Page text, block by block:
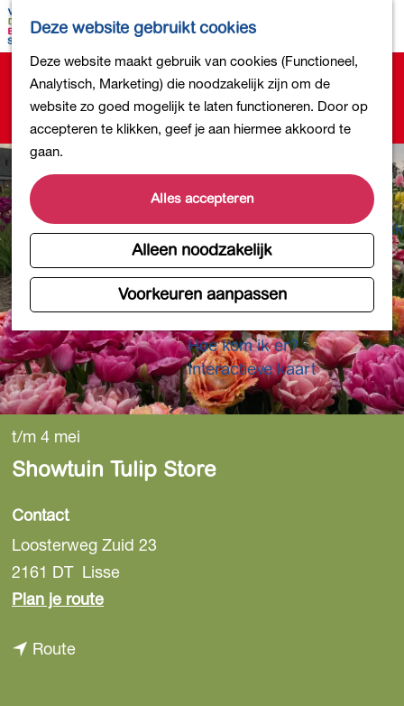
Deze website gebruikt cookies
Deze website maakt gebruik van cookies (Functioneel,
Analytisch, Marketing) die noodzakelijk zijn om de
website zo goed mogelijk te laten functioneren. Door op
accepteren te klikken, geef je aan hiermee akkoord te
gaan.
Alles accepteren
Alleen noodzakelijk
Voorkeuren aanpassen
a
r
d
e
h
o
m
e
p
a
g
e
K
a
r
t
Z
e
k
e
n
e
n
u
Bollen en Bloemen
Uit eten
DB4daagse - Inschrijven
Kinderactiviteiten
De natuur in
Musea en meer
Producten uit de Bollenstreek
Gezond en actief
Overnachten
Hoe kom ik er?
Interactieve kaart
Sorry, deze activiteit is niet meer beschikbaar.
Bekijk het
actuele aanbod
voor de beschikbare
opties.
t/m 4 mei
Showtuin Tulip Store
Contact
Loosterweg Zuid 23
2161 DT Lisse
Plan je routen
Routen